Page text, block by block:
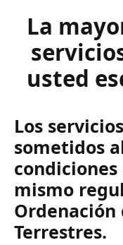
La
usted
Los
sometidos
mismo
Ordenación
Terrestres.